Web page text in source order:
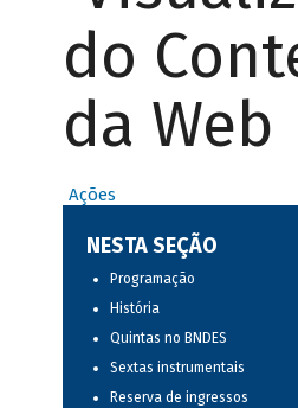
do
da Web
Ações
NESTA SEÇÃO
Programação
História
Quintas no BNDES
Sextas instrumentais
Reserva de ingressos